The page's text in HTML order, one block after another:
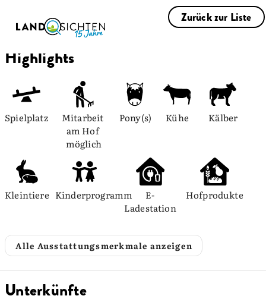
Zurück zur Liste
Highlights
Spielplatz
Mitarbeit
am Hof
möglich
Pony(s) Kühe Kälber
Kleintiere Kinderprogramm
E-
Ladestation
Hofprodukte
Alle Ausstattungsmerkmale anzeigen
Unterkünfte